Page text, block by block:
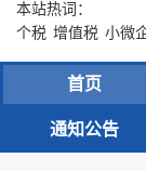
本站热词：
个税 增值税 小微
首页
通知公告